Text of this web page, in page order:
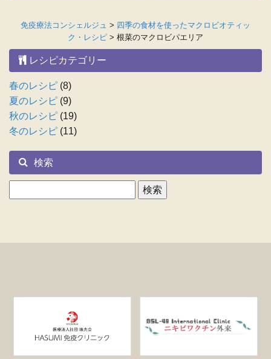
免疫療法コンシェルジュ > 四季の食材を使ったマクロビオティッ
ク・レシピ > 根菜のマクロビパエリア
レシピカテゴリー
春のレシピ (8)
夏のレシピ (9)
秋のレシピ (19)
冬のレシピ (11)
検索